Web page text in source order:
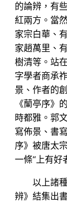
的論辨，有
紅兩方。當
家宗白華、
家趙萬里、
樹清等。站
字學者商承
景、作者的
《蘭亭序》
時都雅。郭
寫佈景、書
序》被唐太
一條“上有好
以上諸
辨》結集出